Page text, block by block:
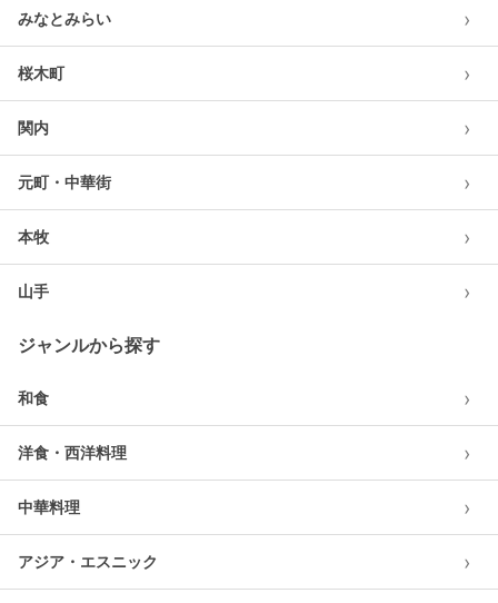
みなとみらい ›
桜木町 ›
関内 ›
元町・中華街 ›
本牧 ›
山手 ›
ジャンルから探す
和食 ›
洋食・西洋料理 ›
中華料理 ›
アジア・エスニック ›